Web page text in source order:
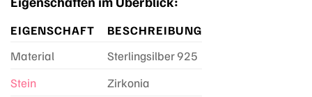
EIGENSCHAFT
BESCHREIBUNG
Material
Sterlingsilber 925
Stein
Zirkonia